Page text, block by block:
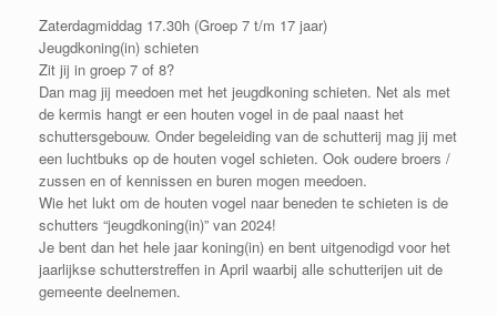
Zaterdagmiddag 17.30h (Groep 7 t/m 17 jaar)
Jeugdkoning(in) schieten
Zit jij in groep 7 of 8?
Dan mag jij meedoen met het jeugdkoning schieten. Net als met
de kermis hangt er een houten vogel in de paal naast het
schuttersgebouw. Onder begeleiding van de schutterij mag jij met
een luchtbuks op de houten vogel schieten. Ook oudere broers /
zussen en of kennissen en buren mogen meedoen.
Wie het lukt om de houten vogel naar beneden te schieten is de
schutters “jeugdkoning(in)” van 2024!
Je bent dan het hele jaar koning(in) en bent uitgenodigd voor het
jaarlijkse schutterstreffen in April waarbij alle schutterijen uit de
gemeente deelnemen.